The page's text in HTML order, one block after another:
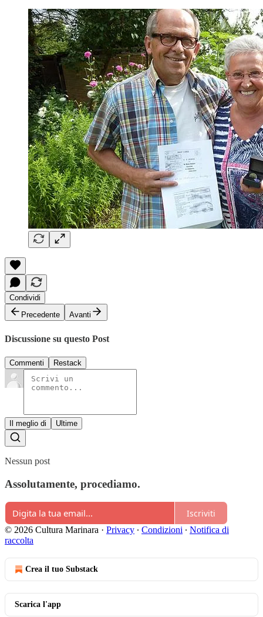
Condividi
Precedente
Avanti
Discussione su questo Post
Commenti Restack
Il meglio di Ultime
Nessun post
Assolutamente, procediamo.
Iscriviti
© 2026 Cultura Marinara · Privacy ∙ Condizioni ∙ Notifica di
raccolta
Crea il tuo Substack
Scarica l'app